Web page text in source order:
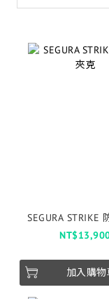
SEGURA STRIKE
加入購物